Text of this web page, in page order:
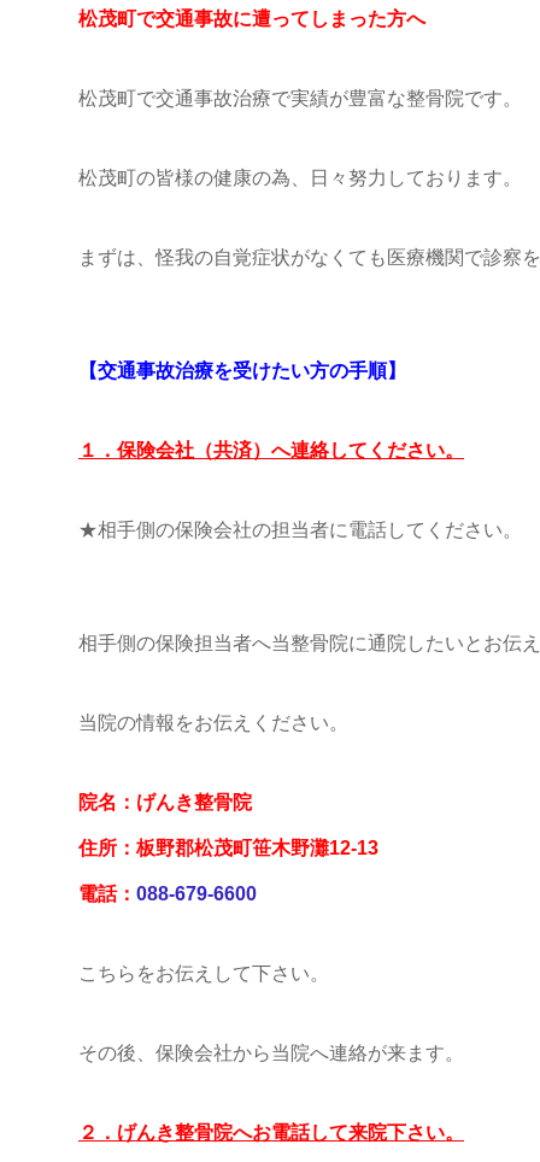
松茂町で交通事故に遭ってしまった方へ
松茂町で交通事故治療で実績が豊富な整骨院です。
松茂町の皆様の健康の為、日々努力しております。
まずは、怪我の自覚症状がなくても医療機関で診察
【交通事故治療を受けたい方の手順】
１．保険会社（共済）へ連絡してください。
★相手側の保険会社の担当者に電話してください。
相手側の保険担当者へ当整骨院に通院したいとお伝
当院の情報をお伝えください。
院名：げんき整骨院
住所：板野郡松茂町笹木野灘12-13
電話： 088-679-6600
こちらをお伝えして下さい。
その後、保険会社から当院へ連絡が来ます。
２．げんき整骨院へお電話して来院下さい。